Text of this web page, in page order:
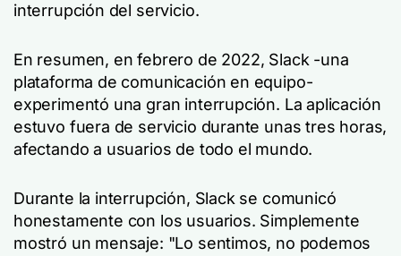
interrupción del servicio.
En resumen, en febrero de 2022, Slack -una
plataforma de comunicación en equipo-
experimentó una gran interrupción. La aplicación
estuvo fuera de servicio durante unas tres horas,
afectando a usuarios de todo el mundo.
Durante la interrupción, Slack se comunicó
honestamente con los usuarios. Simplemente
mostró un mensaje: "Lo sentimos, no podemos